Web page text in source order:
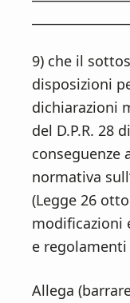
9) che il
disposizioni
dichiarazioni
del D.P.R. 28
conseguenze
normativa
(Legge 26
modificazioni
e
Allega